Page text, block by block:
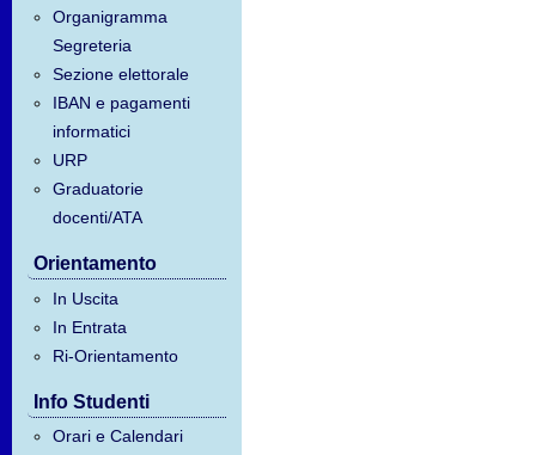
Organigramma
Segreteria
Sezione elettorale
IBAN e pagamenti
informatici
URP
Graduatorie
docenti/ATA
Orientamento
In Uscita
In Entrata
Ri-Orientamento
Info Studenti
Orari e Calendari